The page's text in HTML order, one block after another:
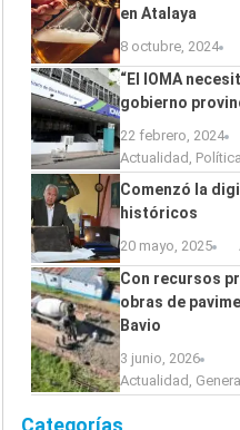
en Atalaya
8 octubre, 2024
“El IOMA
gobierno
22 febrero, 2024
Actualidad , Política
Comenzó la
históricos
20 mayo, 2025
Con recursos
obras de
Bavio
3 junio, 2026
Actualidad ,
Categorías